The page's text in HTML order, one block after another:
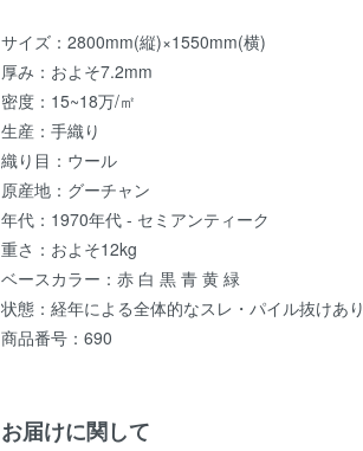
サイズ：2800mm(縦)×1550mm(横)
厚み：およそ7.2mm
密度：15~18万/㎡
生産：手織り
織り目：ウール
原産地：グーチャン
年代：1970年代 - セミアンティーク
重さ：およそ12kg
ベースカラー：赤 白 黒 青 黄 緑
状態：経年による全体的なスレ・パイル抜けあり
商品番号：690
お届けに関して